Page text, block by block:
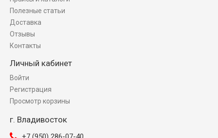
Полезные статьи
Доставка
Отзывы
Контакты
Личный кабинет
Войти
Регистрация
Просмотр корзины
г. Владивосток